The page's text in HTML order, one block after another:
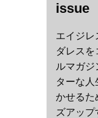
issue
エイジレ
ダレスを
ルマガジ
ターな人
かせるた
ズアップ